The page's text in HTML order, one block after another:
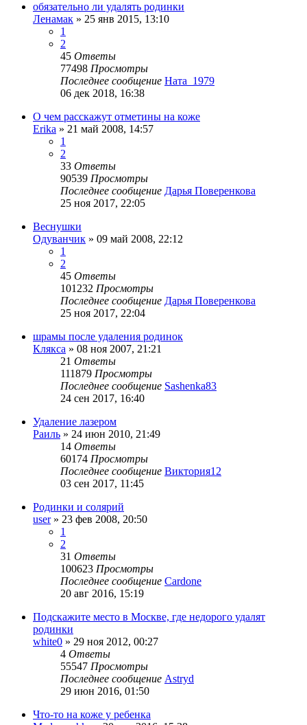
обязательно ли удалять родинки
Ленамак » 25 янв 2015, 13:10
1
2
45 Ответы
77498 Просмотры
Последнее сообщение Ната_1979
06 дек 2018, 16:38
О чем расскажут отметины на коже
Erika » 21 май 2008, 14:57
1
2
33 Ответы
90539 Просмотры
Последнее сообщение Дарья Поверенкова
25 ноя 2017, 22:05
Веснушки
Одуванчик » 09 май 2008, 22:12
1
2
45 Ответы
101232 Просмотры
Последнее сообщение Дарья Поверенкова
25 ноя 2017, 22:04
шрамы после удаления родинок
Клякса » 08 ноя 2007, 21:21
21 Ответы
111879 Просмотры
Последнее сообщение Sashenka83
24 сен 2017, 16:40
Удаление лазером
Раиль » 24 июн 2010, 21:49
14 Ответы
60174 Просмотры
Последнее сообщение Виктория12
03 сен 2017, 11:45
Родинки и солярий
user» 23 фев 2008, 20:50
1
2
31 Ответы
100623 Просмотры
Последнее сообщение Cardone
20 авг 2016, 15:19
Подскажите место в Москве, где недорого удалят
родинки
white0 » 29 ноя 2012, 00:27
4 Ответы
55547 Просмотры
Последнее сообщение Astryd
29 июн 2016, 01:50
Что-то на коже у ребенка